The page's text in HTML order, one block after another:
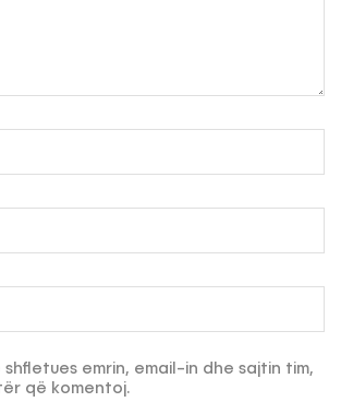
shfletues emrin, email-in dhe sajtin tim,
që komentoj.